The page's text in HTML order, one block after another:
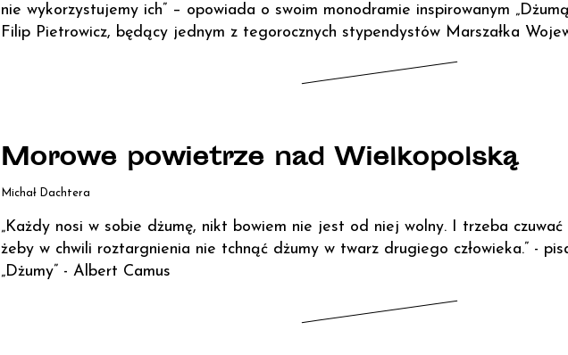
nie wykorzystujemy ich” – opowiada o swoim monodramie inspirowanym
Filip Pietrowicz, będący jednym z tegorocznych stypendystów Marszałka
Morowe powietrze nad Wielkopolską
Michał Dachtera
„Każdy nosi w sobie dżumę, nikt bowiem nie jest od niej wolny. I trzeba
żeby w chwili roztargnienia nie tchnąć dżumy w twarz drugiego człowieka.” -
„Dżumy” - Albert Camus